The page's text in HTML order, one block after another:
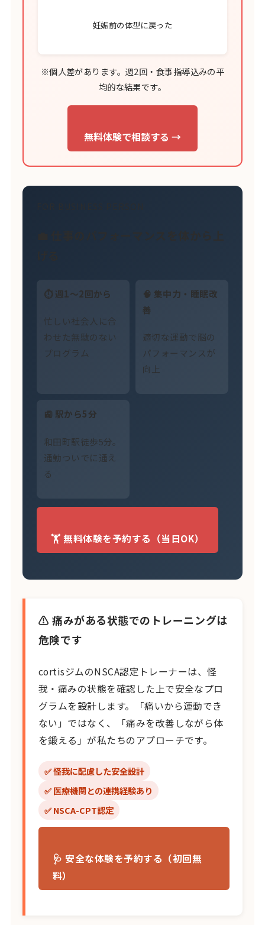
妊娠前の体型に戻った
※個人差があります。週2回・食事指導込みの平
均的な結果です。
無料体験で相談する →
⏱ 週1〜2回から
忙しい社会人に合
わせた無駄のない
プログラム
🧠 集中力・睡眠改
善
適切な運動で脳の
パフォーマンスが
向上
🚉 駅から5分
和田町駅徒歩5分。
通勤ついでに通え
る
🏋️ 無料体験を予約する（当日OK）
⚠️ 痛みがある状態でのトレーニングは
危険です
cortisジムのNSCA認定トレーナーは、怪
我・痛みの状態を確認した上で安全なプロ
グラムを設計します。「痛いから運動でき
ない」ではなく、「痛みを改善しながら体
を鍛える」が私たちのアプローチです。
✅ 怪我に配慮した安全設計
✅ 医療機関との連携経験あり
✅ NSCA-CPT認定
🩺 安全な体験を予約する（初回無
料）